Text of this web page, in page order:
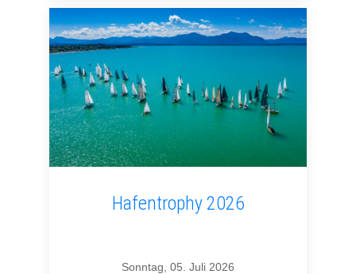
Hafentrophy 2026
Sonntag, 05. Juli 2026